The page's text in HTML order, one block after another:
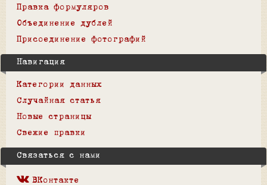
Правка формуляров
Объединение дублей
Присоединение фотографий
Навигация
Категории данных
Случайная статья
Новые страницы
Свежие правки
Связаться с нами
ВКонтакте